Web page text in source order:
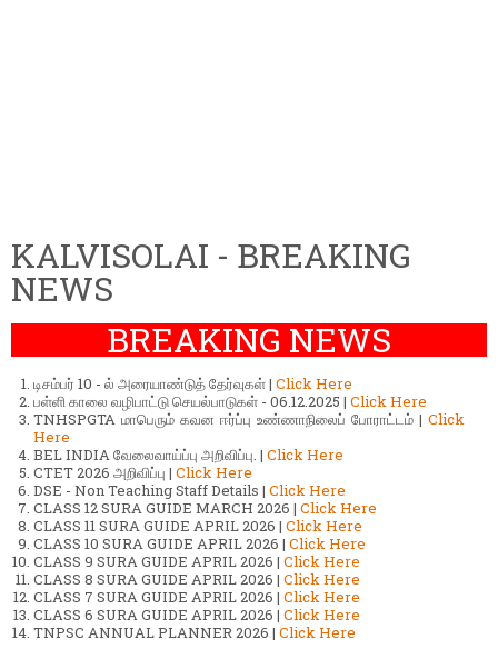
KALVISOLAI - BREAKING
NEWS
BREAKING NEWS
டிசம்பர் 10 - ல் அரையாண்டுத் தேர்வுகள் | Click Here
பள்ளி காலை வழிபாட்டு செயல்பாடுகள் - 06.12.2025 | Click Here
TNHSPGTA மாபெரும் கவன ஈர்ப்பு உண்ணாநிலைப் போராட்டம் | Click
Here
BEL INDIA வேலைவாய்ப்பு அறிவிப்பு. | Click Here
CTET 2026 அறிவிப்பு | Click Here
DSE - Non Teaching Staff Details | Click Here
CLASS 12 SURA GUIDE MARCH 2026 | Click Here
CLASS 11 SURA GUIDE APRIL 2026 | Click Here
CLASS 10 SURA GUIDE APRIL 2026 | Click Here
CLASS 9 SURA GUIDE APRIL 2026 | Click Here
CLASS 8 SURA GUIDE APRIL 2026 | Click Here
CLASS 7 SURA GUIDE APRIL 2026 | Click Here
CLASS 6 SURA GUIDE APRIL 2026 | Click Here
TNPSC ANNUAL PLANNER 2026 | Click Here